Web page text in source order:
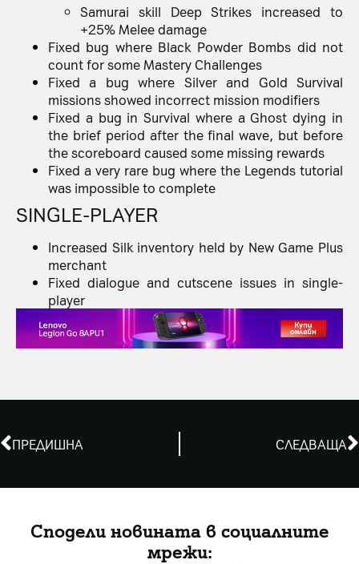
Samurai skill Deep Strikes increased to
+25% Melee damage
Fixed bug where Black Powder Bombs did not
count for some Mastery Challenges
Fixed a bug where Silver and Gold Survival
missions showed incorrect mission modifiers
Fixed a bug in Survival where a Ghost dying in
the brief period after the final wave, but before
the scoreboard caused some missing rewards
Fixed a very rare bug where the Legends tutorial
was impossible to complete
SINGLE-PLAYER
Increased Silk inventory held by New Game Plus
merchant
Fixed dialogue and cutscene issues in single-
player
ПРЕДИШНА СЛЕДВАЩА
Сподели новината в социалните
мрежи: